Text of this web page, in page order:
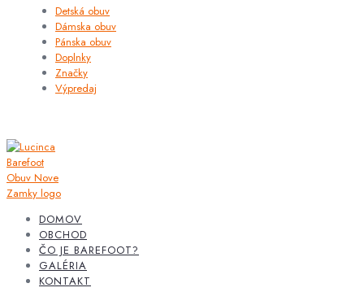
Detská obuv
Dámska obuv
Pánska obuv
Doplnky
Značky
Výpredaj
DOMOV
OBCHOD
ČO JE BAREFOOT?
GALÉRIA
KONTAKT